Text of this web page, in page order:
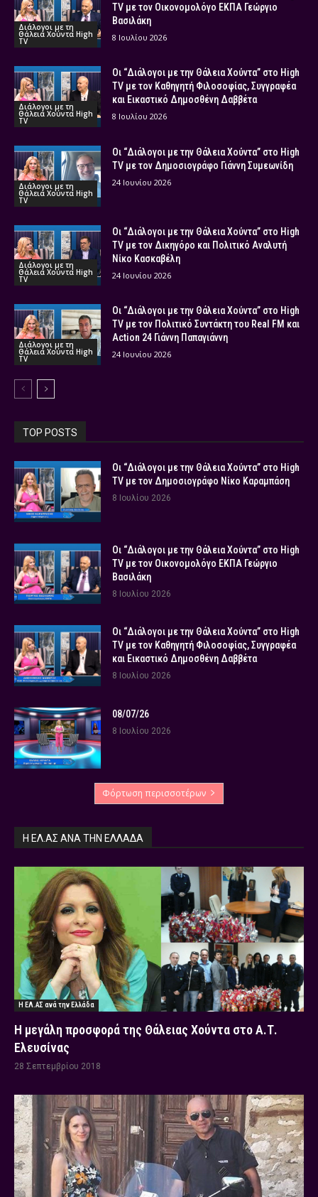
Διάλογοι με τη
Θάλεια Χούντα High
TV
TV με τον Οικονομολόγο ΕΚΠΑ Γεώργιο
Βασιλάκη
8 Ιουλίου 2026
Διάλογοι με τη
Θάλεια Χούντα High
TV
Οι “Διάλογοι με την Θάλεια Χούντα” στο High
TV με τον Καθηγητή Φιλοσοφίας, Συγγραφέα
και Εικαστικό Δημοσθένη Δαββέτα
8 Ιουλίου 2026
Διάλογοι με τη
Θάλεια Χούντα High
TV
Οι “Διάλογοι με την Θάλεια Χούντα” στο High
TV με τον Δημοσιογράφο Γιάννη Συμεωνίδη
24 Ιουνίου 2026
Διάλογοι με τη
Θάλεια Χούντα High
TV
Οι “Διάλογοι με την Θάλεια Χούντα” στο High
TV με τον Δικηγόρο και Πολιτικό Αναλυτή
Νίκο Κασκαβέλη
24 Ιουνίου 2026
Διάλογοι με τη
Θάλεια Χούντα High
TV
Οι “Διάλογοι με την Θάλεια Χούντα” στο High
TV με τον Πολιτικό Συντάκτη του Real FM και
Action 24 Γιάννη Παπαγιάννη
24 Ιουνίου 2026
TOP POSTS
Οι “Διάλογοι με την Θάλεια Χούντα” στο High
TV με τον Δημοσιογράφο Νίκο Καραμπάση
8 Ιουλίου 2026
Οι “Διάλογοι με την Θάλεια Χούντα” στο High
TV με τον Οικονομολόγο ΕΚΠΑ Γεώργιο
Βασιλάκη
8 Ιουλίου 2026
Οι “Διάλογοι με την Θάλεια Χούντα” στο High
TV με τον Καθηγητή Φιλοσοφίας, Συγγραφέα
και Εικαστικό Δημοσθένη Δαββέτα
8 Ιουλίου 2026
08/07/26
8 Ιουλίου 2026
Φόρτωση περισσοτέρων
Η ΕΛ.ΑΣ ΑΝΆ ΤΗΝ ΕΛΛΆΔΑ
Η ΕΛ.ΑΣ ανά την Ελλάδα
Η μεγάλη προσφορά της Θάλειας Χούντα στο Α.Τ.
Ελευσίνας
28 Σεπτεμβρίου 2018